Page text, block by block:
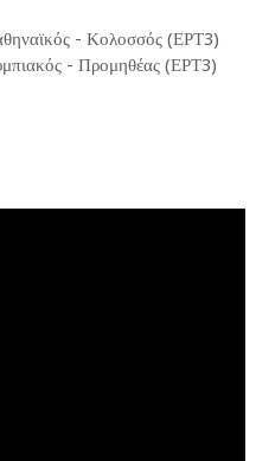
- Κολοσσός (ΕΡΤ3)
- Προμηθέας (ΕΡΤ3)